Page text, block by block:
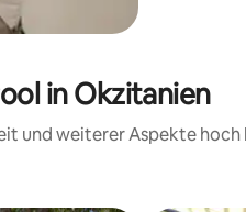
in Okzitanien
und weiterer Aspekte